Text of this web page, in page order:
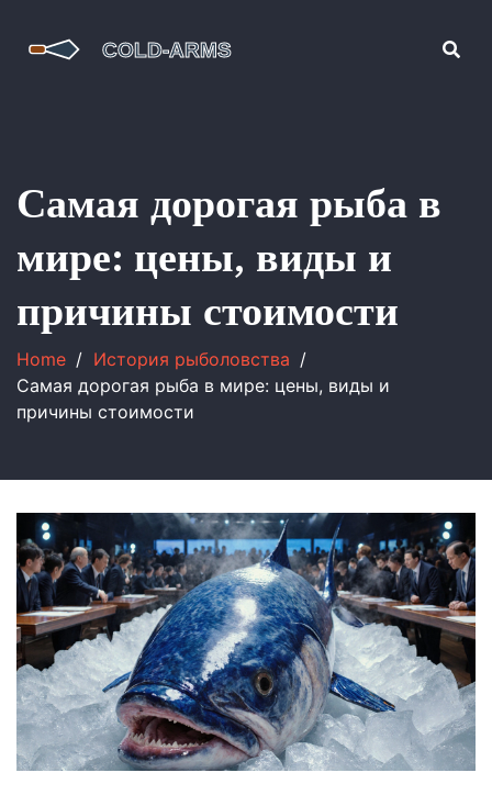
Самая дорогая рыба в
мире: цены, виды и
причины стоимости
Home
История рыболовства
Самая дорогая рыба в мире: цены, виды и
причины стоимости